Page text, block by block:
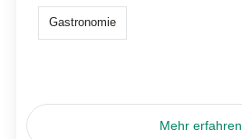
Gastronomie
Mehr erfahren